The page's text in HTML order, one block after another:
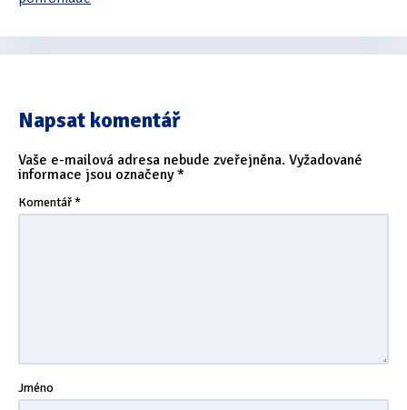
Napsat komentář
Vaše e-mailová adresa nebude zveřejněna. Vyžadované
informace jsou označeny*
Komentář*
Jméno